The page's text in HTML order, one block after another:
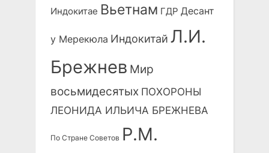
Индокитае Вьетнам ГДР Десант
у Мерекюла Индокитай Л.И.
Брежнев Мир
восьмидесятых ПОХОРОНЫ
ЛЕОНИДА ИЛЬИЧА БРЕЖНЕВА
По Стране Советов Р.М.